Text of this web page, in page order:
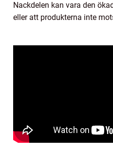
Nackdelen kan vara den
eller att produkterna inte